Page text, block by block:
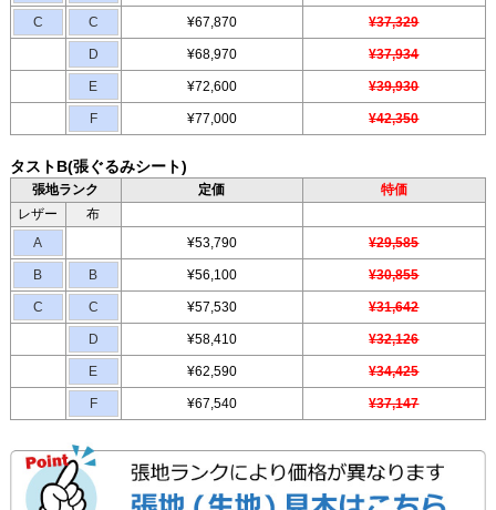
C C ¥67,870 ¥37,329
D ¥68,970 ¥37,934
E ¥72,600 ¥39,930
F ¥77,000 ¥42,350
タストB(張ぐるみシート)
張地ランク 定価
特価
レザー
布
A
¥53,790 ¥29,585
B B ¥56,100 ¥30,855
C C ¥57,530 ¥31,642
D ¥58,410 ¥32,126
E ¥62,590 ¥34,425
F ¥67,540 ¥37,147